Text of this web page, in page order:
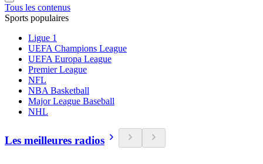
Tous les contenus
Sports populaires
Ligue 1
UEFA Champions League
UEFA Europa League
Premier League
NFL
NBA Basketball
Major League Baseball
NHL
Les meilleures radios